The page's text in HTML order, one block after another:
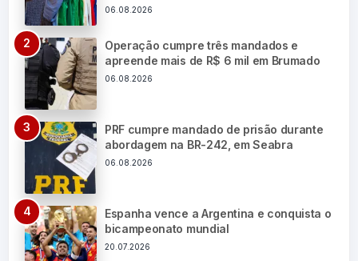
06.08.2026
Operação cumpre três mandados e
apreende mais de R$ 6 mil em Brumado
06.08.2026
PRF cumpre mandado de prisão durante
abordagem na BR-242, em Seabra
06.08.2026
Espanha vence a Argentina e conquista o
bicampeonato mundial
20.07.2026